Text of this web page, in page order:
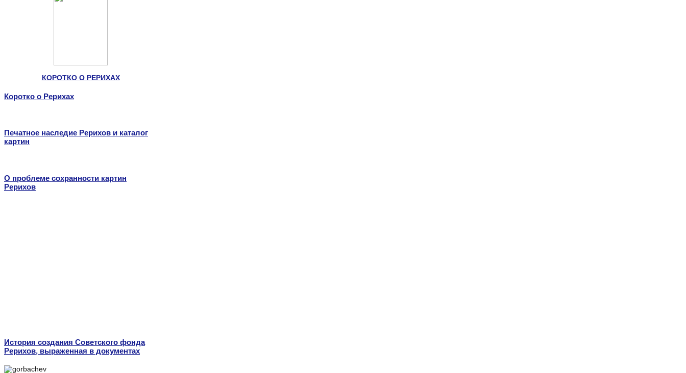
КОРОТКО О РЕРИХАХ
Коротко о Рерихах
Печатное наследие Рерихов и каталог
картин
О проблеме сохранности картин
Рерихов
История создания Советского фонда
Рерихов, выраженная в документах